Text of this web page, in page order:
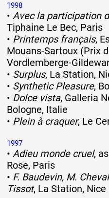
1998
• Avec la participation
Tiphaine Le Bec, Paris
• Printemps français,
Mouans-Sartoux (Prix
Vordlemberge-
• Surplus, La Station,
• Synthetic Pleasure,
• Dolce vista, Galleria
Bologne, Italie
• Plein à craquer, Le
1997
• Adieu monde cruel,
Rose, Paris
• F. Baudevin, M.
Tissot, La Station, Nice